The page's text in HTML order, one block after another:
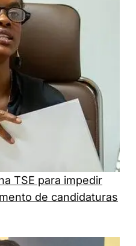
TSE para impedir
de candidaturas